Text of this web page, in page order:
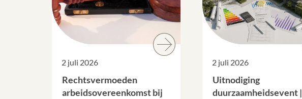
2 juli 2026
Rechtsvermoeden
arbeidsovereenkomst bij
2 juli 2026
Uitnodiging
duurzaamheidsevent |